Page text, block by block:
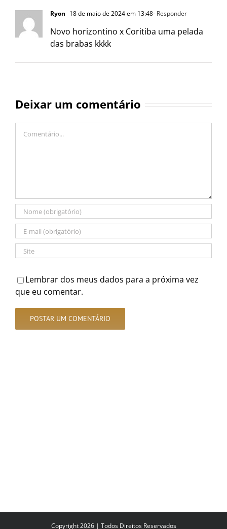
Ryon 18 de maio de 2024 em 13:48- Responder
Novo horizontino x Coritiba uma pelada
das brabas kkkk
Deixar um comentário
Lembrar dos meus dados para a próxima vez
que eu comentar.
Copyright 2026 | Todos Direitos Reservados